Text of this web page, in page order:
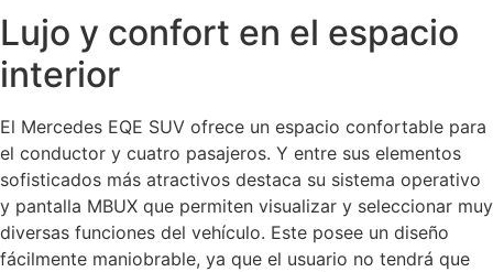
Lujo y confort en el espacio
interior
El Mercedes EQE SUV ofrece un espacio confortable para
el conductor y cuatro pasajeros. Y entre sus elementos
sofisticados más atractivos destaca su sistema operativo
y pantalla MBUX que permiten visualizar y seleccionar muy
diversas funciones del vehículo. Este posee un diseño
fácilmente maniobrable, ya que el usuario no tendrá que